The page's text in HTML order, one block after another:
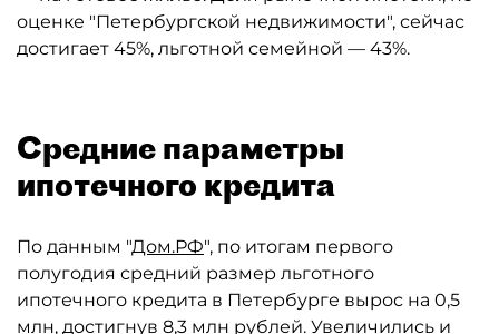
оценке "Петербургской недвижимости", сейчас
достигает 45%, льготной семейной — 43%.
Средние параметры
ипотечного кредита
По данным "Дом.РФ", по итогам первого
полугодия средний размер льготного
ипотечного кредита в Петербурге вырос на 0,5
млн, достигнув 8,3 млн рублей. Увеличились и